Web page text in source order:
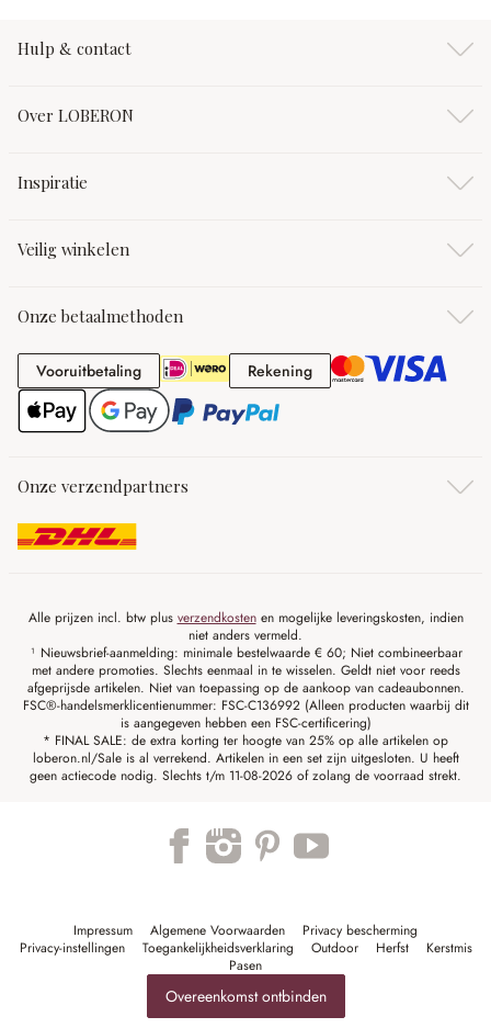
Hulp & contact
Over LOBERON
Inspiratie
Veilig winkelen
Onze betaalmethoden
VooruitbetalingVooruitbetaling RekeningRekening
Onze verzendpartners
Alle prijzen incl. btw plus verzendkostenen mogelijke leveringskosten, indien
niet anders vermeld.
¹ Nieuwsbrief-aanmelding: minimale bestelwaarde € 60; Niet combineerbaar
met andere promoties. Slechts eenmaal in te wisselen. Geldt niet voor reeds
afgeprijsde artikelen. Niet van toepassing op de aankoop van cadeaubonnen.
FSC®-handelsmerklicentienummer: FSC-C136992 (Alleen producten waarbij dit
is aangegeven hebben een FSC-certificering)
* FINAL SALE: de extra korting ter hoogte van 25% op alle artikelen op
loberon.nl/Sale is al verrekend. Artikelen in een set zijn uitgesloten. U heeft
geen actiecode nodig. Slechts t/m 11-08-2026 of zolang de voorraad strekt.
Impressum Algemene Voorwaarden
Privacy bescherming
Privacy-instellingen
Toegankelijkheidsverklaring Outdoor Herfst
Kerstmis
Pasen
Overeenkomst ontbinden